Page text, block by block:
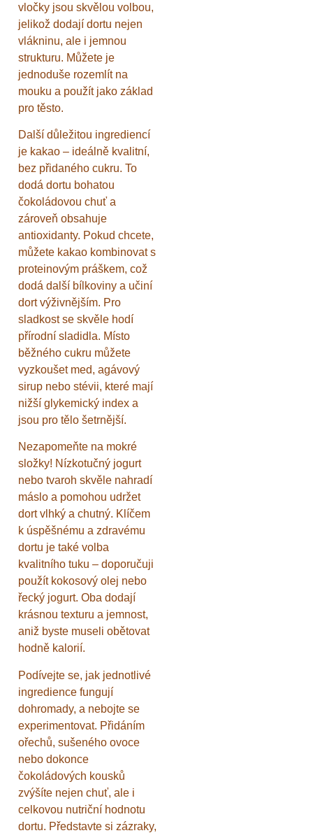
vločky jsou skvělou volbou,
jelikož dodají dortu nejen
vlákninu, ale i jemnou
strukturu. Můžete je
jednoduše rozemlít na
mouku a použít jako základ
pro těsto.
Další důležitou ingrediencí
je kakao – ideálně kvalitní,
bez přidaného cukru. To
dodá dortu bohatou
čokoládovou chuť a
zároveň obsahuje
antioxidanty. Pokud chcete,
můžete kakao kombinovat s
proteinovým práškem, což
dodá další bílkoviny a učiní
dort výživnějším. Pro
sladkost se skvěle hodí
přírodní sladidla. Místo
běžného cukru můžete
vyzkoušet med, agávový
sirup nebo stévii, které mají
nižší glykemický index a
jsou pro tělo šetrnější.
Nezapomeňte na mokré
složky! Nízkotučný jogurt
nebo tvaroh skvěle nahradí
máslo a pomohou udržet
dort vlhký a chutný. Klíčem
k úspěšnému a zdravému
dortu je také volba
kvalitního tuku – doporučuji
použít kokosový olej nebo
řecký jogurt. Oba dodají
krásnou texturu a jemnost,
aniž byste museli obětovat
hodně kalorií.
Podívejte se, jak jednotlivé
ingredience fungují
dohromady, a nebojte se
experimentovat. Přidáním
ořechů, sušeného ovoce
nebo dokonce
čokoládových kousků
zvýšíte nejen chuť, ale i
celkovou nutriční hodnotu
dortu. Představte si zázraky,